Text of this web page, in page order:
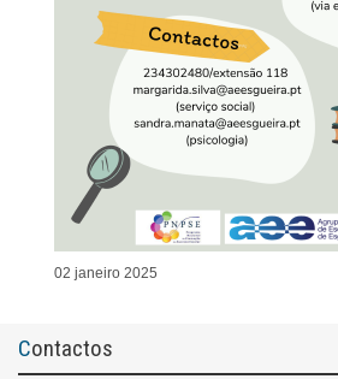
02 janeiro 2025
Contactos